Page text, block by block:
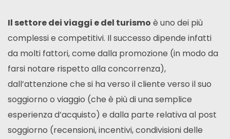
Il settore dei viaggi e del turismo è uno dei più
complessi e competitivi. Il successo dipende infatti
da molti fattori, come dalla promozione (in modo da
farsi notare rispetto alla concorrenza),
dall’attenzione che si ha verso il cliente verso il suo
soggiorno o viaggio (che è più di una semplice
esperienza d’acquisto) e dalla parte relativa al post
soggiorno (recensioni, incentivi, condivisioni delle